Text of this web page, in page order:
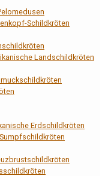
Schildkröten
Landschildkröten
Erdschildkröten